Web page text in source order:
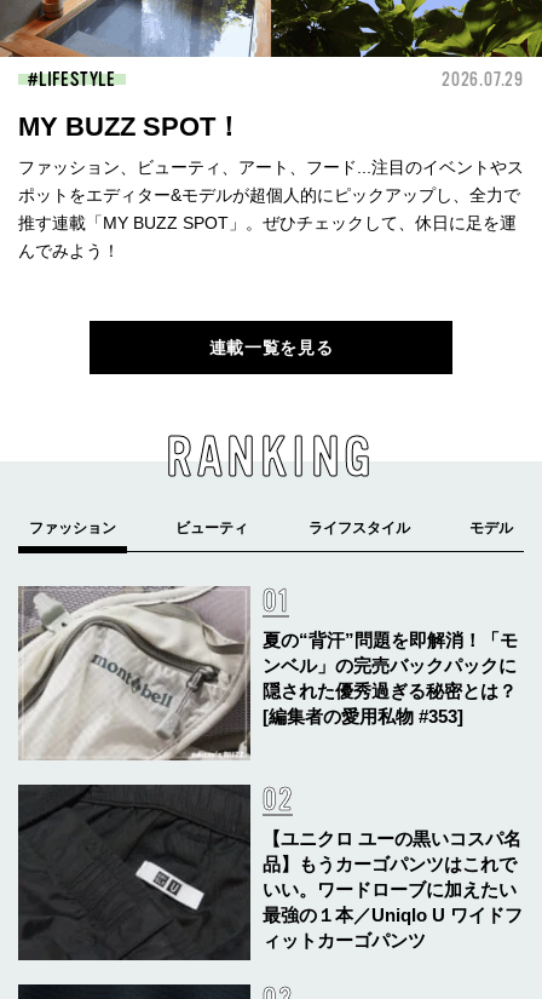
LIFESTYLE 2026.07.29
MY BUZZ SPOT！
ファッション、ビューティ、アート、フード...注目のイベントやス
ポットをエディター&モデルが超個人的にピックアップし、全力で
推す連載「MY BUZZ SPOT」。ぜひチェックして、休日に足を運
んでみよう！
連載一覧を見る
RANKING
夏の“背汗”問題を即解消！「モ
ンベル」の完売バックパックに
隠された優秀過ぎる秘密とは？
[編集者の愛用私物 #353]
【ユニクロ ユーの黒いコスパ名
品】もうカーゴパンツはこれで
いい。ワードローブに加えたい
最強の１本／Uniqlo U ワイドフ
ィットカーゴパンツ